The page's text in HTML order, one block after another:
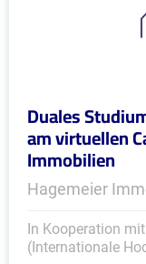
Duales
am virtuellen
Immobilien
Hagemeier
In Kooperation
(Internationale